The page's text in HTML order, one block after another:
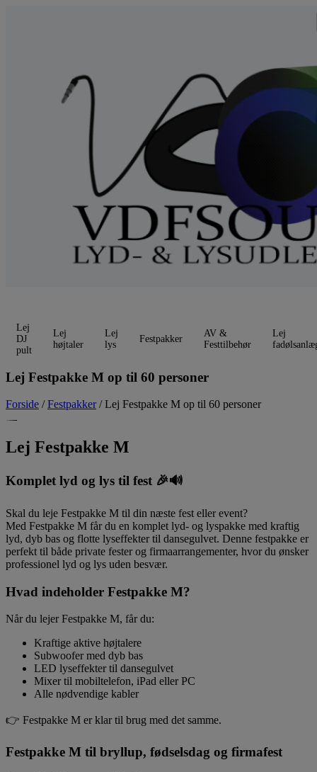
Lej
DJ
pult
Lej
højtaler
Lej
lys
Festpakker
AV &
Festtilbehør
Lej
Lej Festpakke M op til 60 personer
Forside /Festpakker/ Lej Festpakke M op til 60 personer
Lej Festpakke M
Komplet lyd og lys til fest 🎉🔊
Skal du leje Festpakke M til din næste fest eller event?
Med Festpakke M får du en komplet lyd- og lyspakke med kraftig
lyd, dyb bas og flotte lyseffekter til dansegulvet. Denne festpakke er
perfekt til både private fester og firmaarrangementer, hvor du ønsker
professionel lyd og lys uden besvær.
Hvad indeholder Festpakke M?
Når du lejer Festpakke M, får du:
Kraftige aktive højtalere
Subwoofer med dyb bas
LED lyseffekter til dansegulvet
Mixer til mobiltelefon, iPad eller PC
Alle nødvendige kabler
👉 Festpakke M er klar til brug med det samme.
Festpakke M til bryllup, fødselsdag og firmafest